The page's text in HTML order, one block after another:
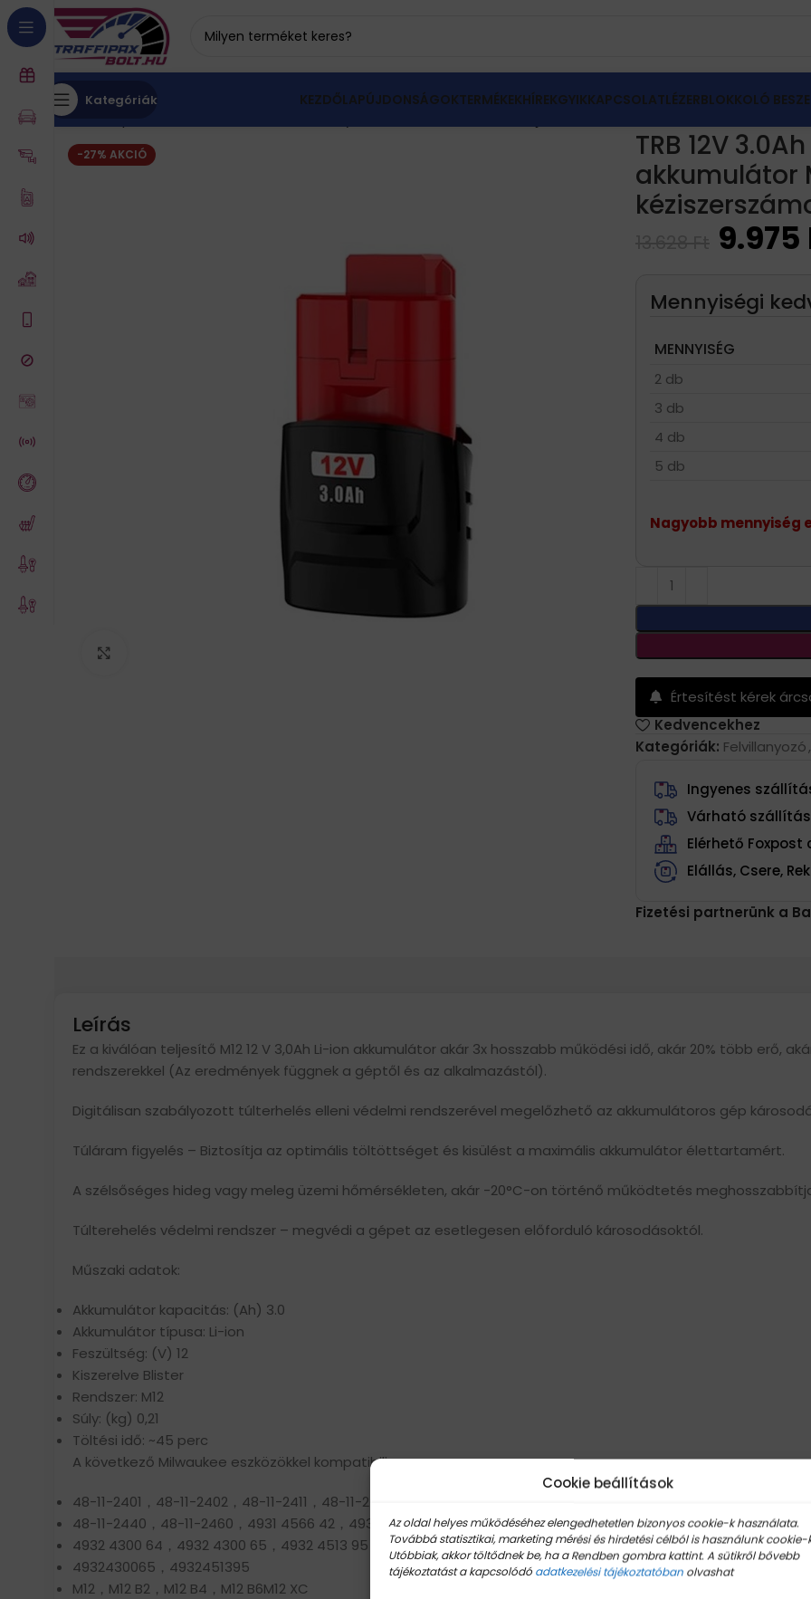
Cookie beállítások
Az oldal helyes működéséhez elengedhetetlen bizonyos cookie-k használata.
Továbbá statisztikai, marketing mérési és hirdetési célból is használunk cookie-
Utóbbiak, akkor töltődnek be, ha a Rendben gombra kattint. A sütikről bővebb
tájékoztatást a kapcsolódó adatkezelési tájékoztatóban olvashat
Kategóriák KEZDŐLAPÚJDONSÁGOKTERMÉKEKHÍREKGYIKKAPCSOLATLÉZERBLOKKOLÓ
Kezdőlap
-27% AKCIÓ
TRB 12V
akkumulátor
9.975
Mennyiségi
MENNYISÉG
2 db
3 db
4 db
5 db
Nagyobb mennyiség
Értesítést kérek
Kedvencekhez
Kategóriák: Felvillanyozó,
Ingyenes
Várható
Elérhető
Elállás, Csere,
Fizetési partnerünk a
Leírás
Ez a kiválóan teljesítő M12 12 V 3,0Ah Li-ion akkumulátor akár 3x hosszabb működési idő, akár 20% több
rendszerekkel (Az eredmények függnek a géptől és az alkalmazástól).
Digitálisan szabályozott túlterhelés elleni védelmi rendszerével megelőzhető az akkumulátoros gép
Túláram figyelés – Biztosítja az optimális töltöttséget és kisülést a maximális akkumulátor élettartamért.
A szélsőséges hideg vagy meleg üzemi hőmérsékleten, akár -20°C-on történő működtetés
Túlterehelés védelmi rendszer – megvédi a gépet az esetlegesen előforduló károsodásoktól.
Műszaki adatok:
Akkumulátor kapacitás: (Ah) 3.0
Akkumulátor típusa: Li-ion
Feszültség: (V) 12
Kiszerelve Blister
Rendszer: M12
Súly: (kg) 0,21
Töltési idő: ~45 perc
A következő Milwaukee eszközökkel kompatibilis:
48-11-2401，48-11-2402，48-11-2411，48-11-2412
48-11-2440，48-11-2460，4931 4566 42，4931456642
4932 4300 64，4932 4300 65，4932 4513 95，4932430064
4932430065，4932451395
M12，M12 B2，M12 B4，M12 B6M12 XC